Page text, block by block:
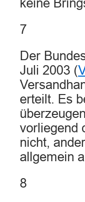
keine
7
Der
Juli 2003 (
erteilt. Es
vorliegend
nicht,
allgemein
8